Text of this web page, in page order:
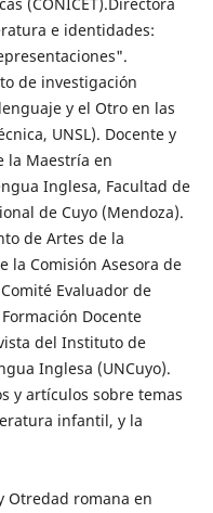
e identidades:
de investigación
y el Otro en las
UNSL). Docente y
la Maestría en
Inglesa, Facultad de
de Cuyo (Mendoza).
de Artes de la
la Comisión Asesora de
Evaluador de
Docente
del Instituto de
Inglesa (UNCuyo).
y artículos sobre temas
infantil, y la
Otredad romana en